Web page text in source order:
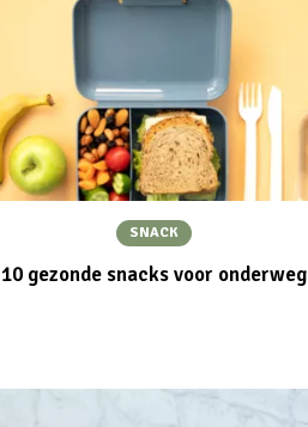
SNACK
10 gezonde snacks voor onderweg